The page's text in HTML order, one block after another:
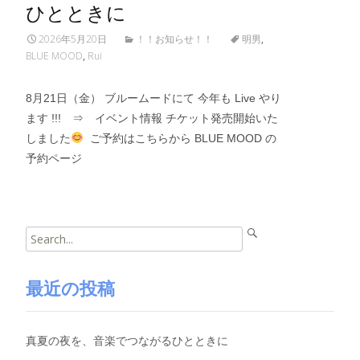
ひとときに
2026年5月20日 ！！お知らせ！！ 明男,
BLUE MOOD, Rui
8月21日（金） ブルームードにて 今年も Live やり
ます !!! ⇒ イベント情報 チケット発売開始いた
しました
ご予約はこちらから BLUE MOOD の
予約ページ
Search
for:
最近の投稿
真夏の夜を、音楽でつながるひとときに